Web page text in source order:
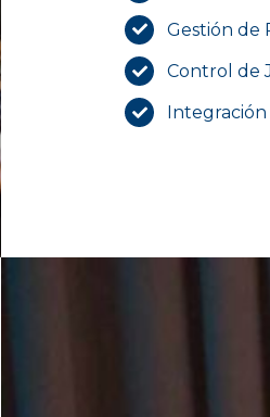
Gestión de
Control de